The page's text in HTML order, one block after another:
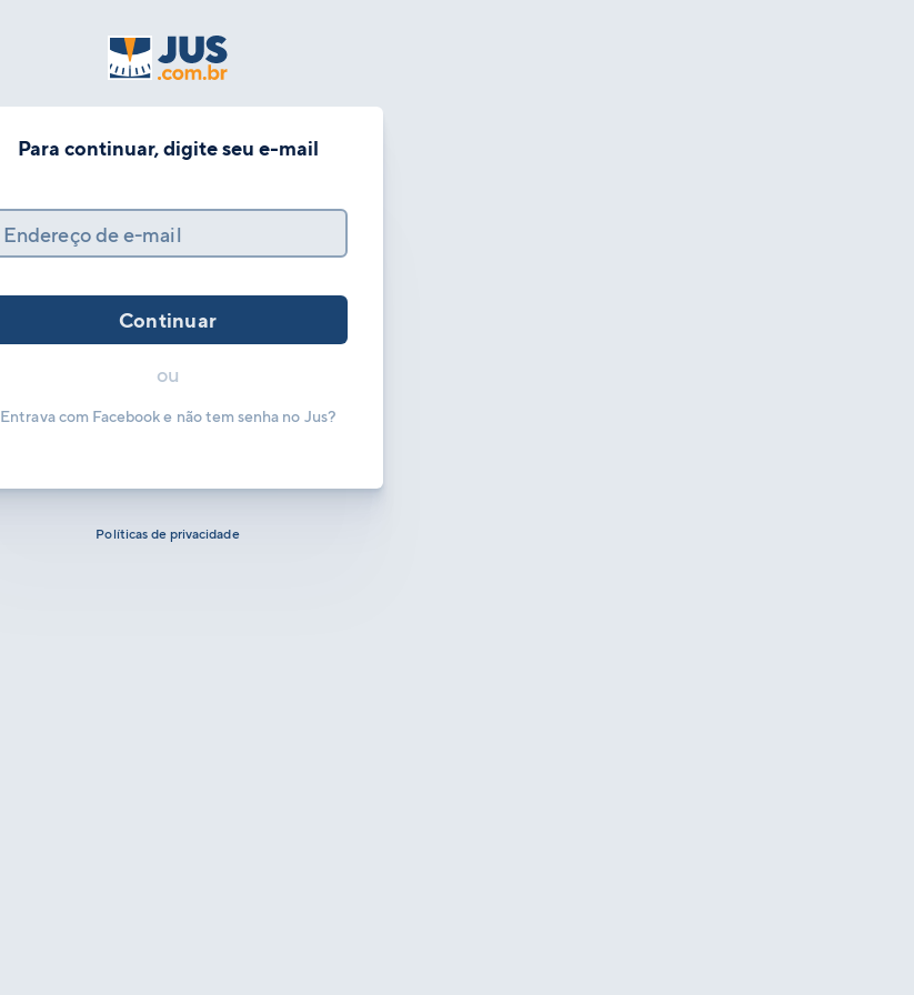
Para continuar, digite seu e-mail
Endereço de e-mail
Continuar
ou
Entrava com Facebook e não tem senha no Jus?
Políticas de privacidade